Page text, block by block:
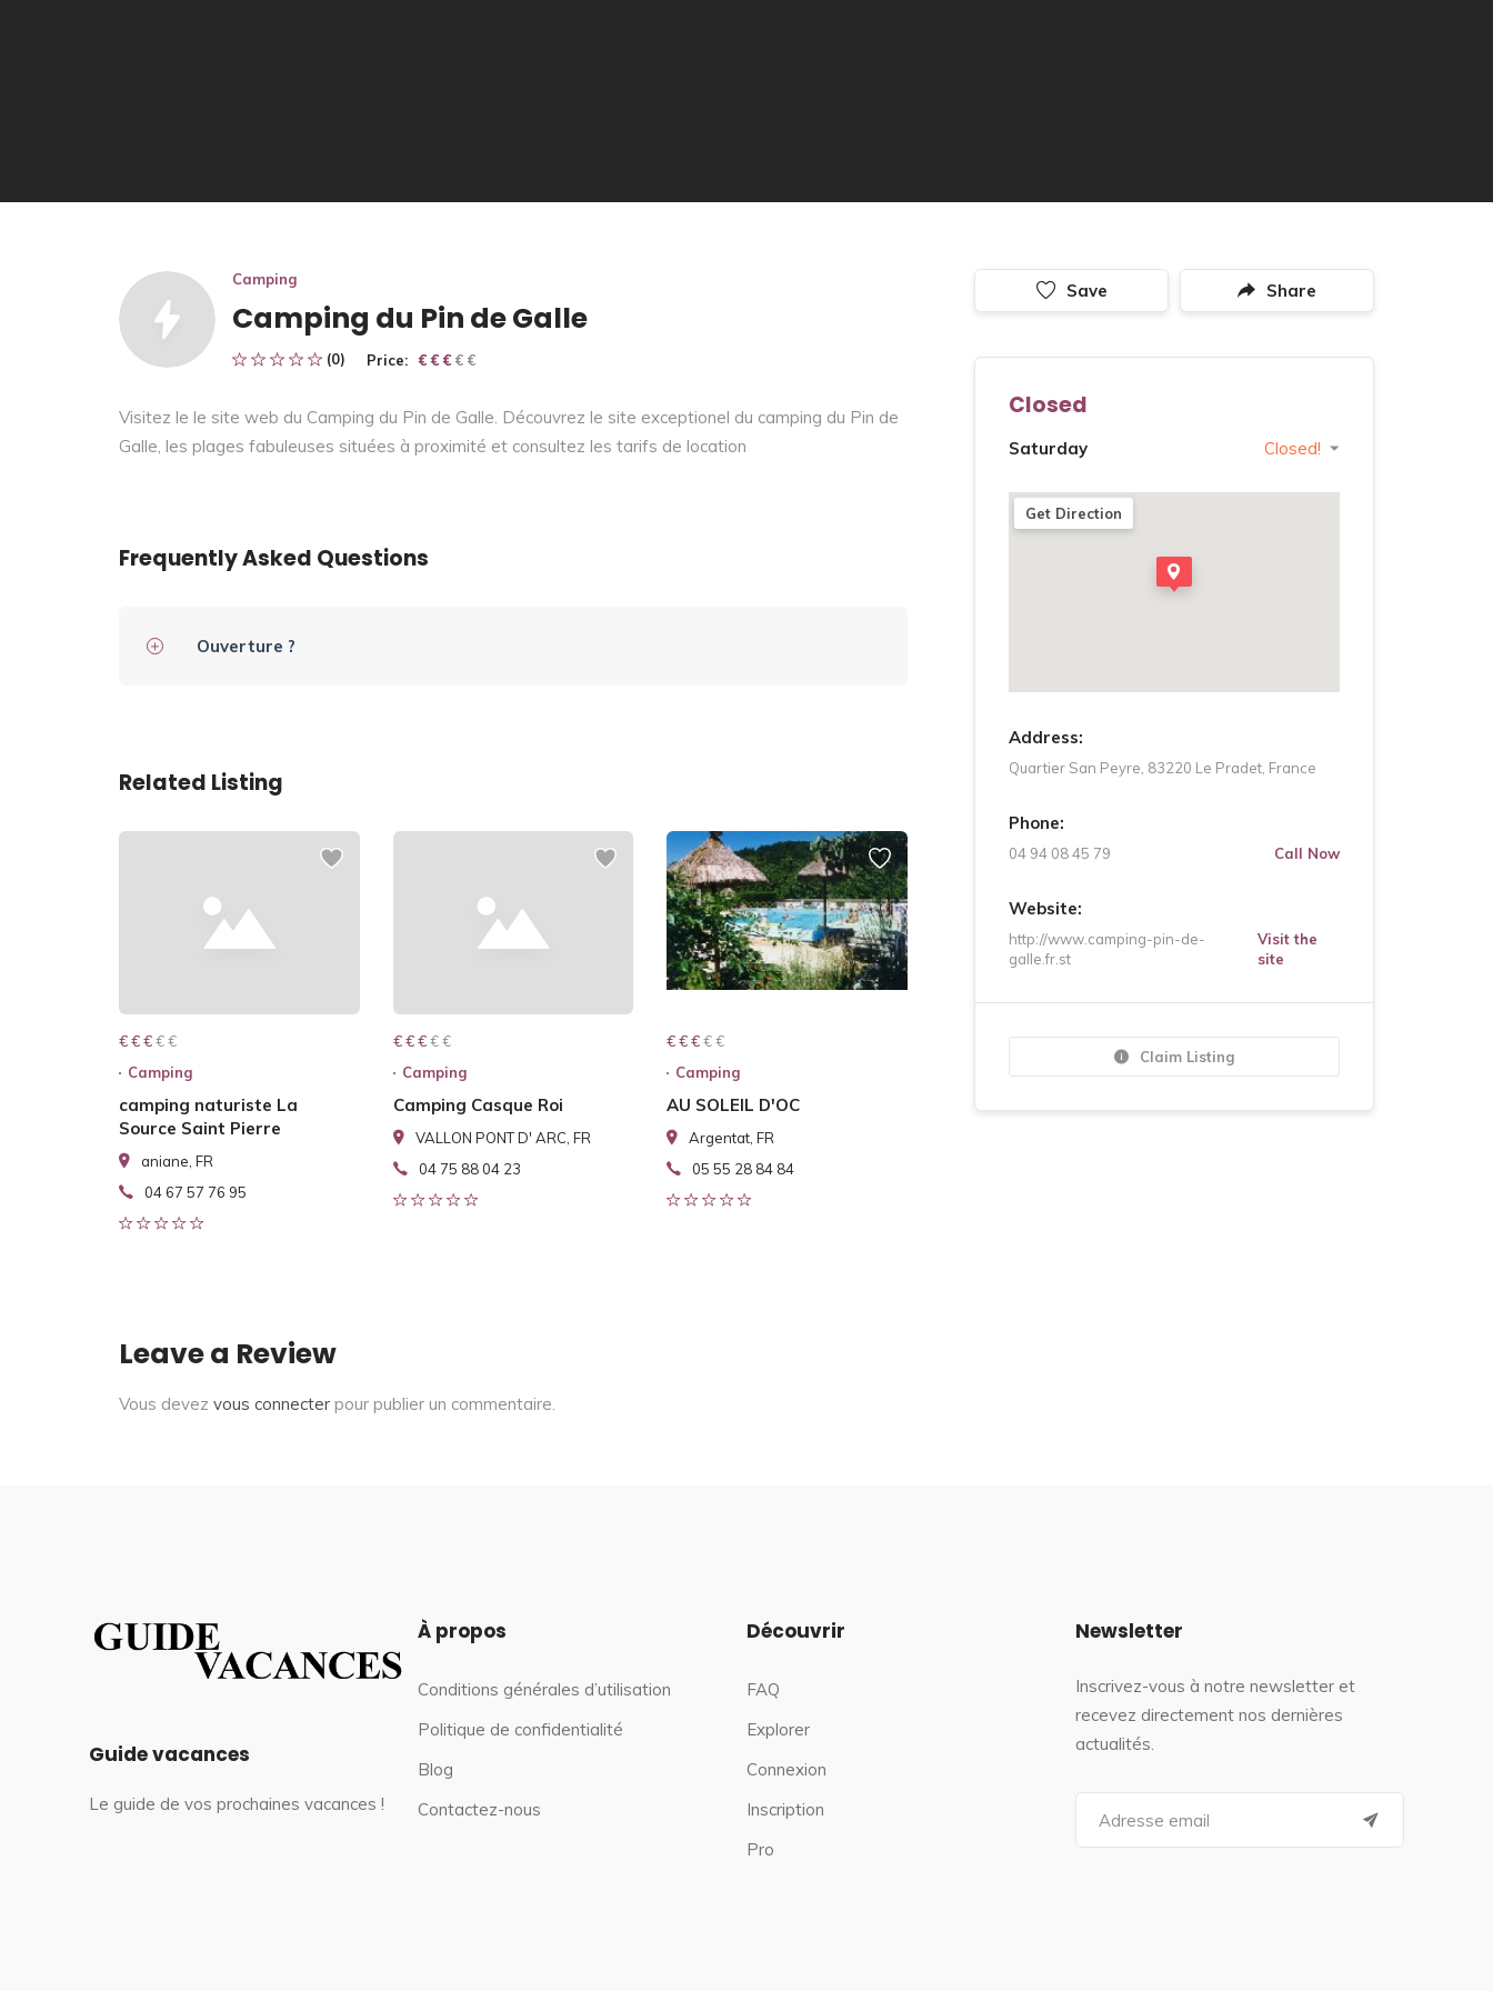
Camping
Camping du Pin de Galle
(0) Price: € € € € €
€ € €
Visitez le le site web du Camping du Pin de Galle. Découvrez le site exceptionel du camping du Pin de
Galle, les plages fabuleuses situées à proximité et consultez les tarifs de location
Frequently Asked Questions
Ouverture ?
Related Listing
€ € € € €
€ € €
Camping
camping naturiste La
Source Saint Pierre
aniane, FR
04 67 57 76 95
€ € € € €
€ € €
Camping
Camping Casque Roi
VALLON PONT D' ARC, FR
04 75 88 04 23
€ € € € €
€ € €
Camping
AU SOLEIL D'OC
Argentat, FR
05 55 28 84 84
Leave a Review
Vous devez vous connecter pour publier un commentaire.
Save Share
Closed
Saturday Closed!
Get Direction
Address:
Quartier San Peyre, 83220 Le Pradet, France
Phone:
04 94 08 45 79 Call Now
Website:
http://www.camping-pin-de-
galle.fr.st
Visit the
site
Claim Listing
Guide vacances
Le guide de vos prochaines vacances !
À propos
Conditions générales d’utilisation
Politique de confidentialité
Blog
Contactez-nous
Découvrir
FAQ
Explorer
Connexion
Inscription
Pro
Newsletter
Inscrivez-vous à notre newsletter et
recevez directement nos dernières
actualités.
a